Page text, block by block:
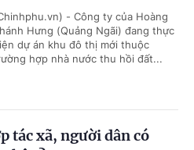
- Công ty của Hoàng
Hưng (Quảng Ngãi) đang thực
dự án khu đô thị mới thuộc
hợp nhà nước thu hồi đất...
tác xã, người dân có